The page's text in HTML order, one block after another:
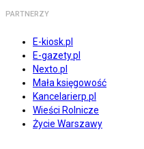
PARTNERZY
E-kiosk.pl
E-gazety.pl
Nexto.pl
Mała księgowość
Kancelarierp.pl
Wieści Rolnicze
Życie Warszawy